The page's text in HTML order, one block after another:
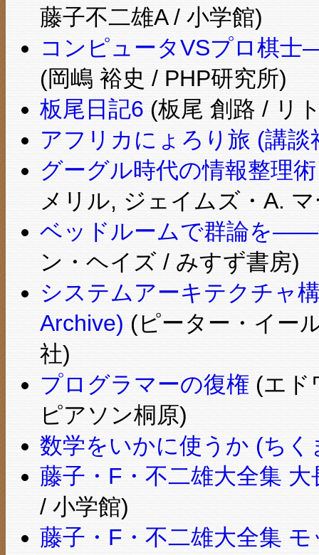
藤子不二雄A / 小学館)
コンピュータVSプロ棋士
(岡嶋 裕史 / PHP研究所)
板尾日記6 (板尾 創路 / リ
アフリカにょろり旅 (講談
グーグル時代の情報整理
メリル, ジェイムズ・A.
ベッドルームで群論を――
ン・ヘイズ / みすず書房)
システムアーキテクチャ
Archive) (ピーター・イー
社)
プログラマーの復権 (エド
ピアソン桐原)
数学をいかに使うか (ちく
藤子・F・不二雄大全集
/ 小学館)
藤子・F・不二雄大全集